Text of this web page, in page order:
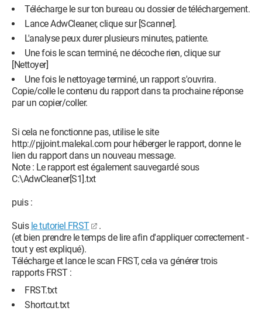
Télécharge le sur ton bureau ou dossier de téléchargement.
Lance AdwCleaner, clique sur [Scanner].
L'analyse peux durer plusieurs minutes, patiente.
Une fois le scan terminé, ne décoche rien, clique sur
[Nettoyer]
Une fois le nettoyage terminé, un rapport s'ouvrira.
Copie/colle le contenu du rapport dans ta prochaine réponse
par un copier/coller.
Si cela ne fonctionne pas, utilise le site
http://pjjoint.malekal.com pour héberger le rapport, donne le
lien du rapport dans un nouveau message.
Note : Le rapport est également sauvegardé sous
C:\AdwCleaner[S1].txt
puis :
Suis le tutoriel FRST
.
(et bien prendre le temps de lire afin d'appliquer correctement -
tout y est expliqué).
Télécharge et lance le scan FRST, cela va générer trois
rapports FRST :
FRST.txt
Shortcut.txt